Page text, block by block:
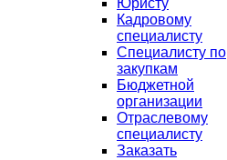
Юристу
Кадровому
специалисту
Специалисту по
закупкам
Бюджетной
организации
Отраслевому
специалисту
Заказать